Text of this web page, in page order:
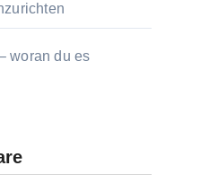
woran du es